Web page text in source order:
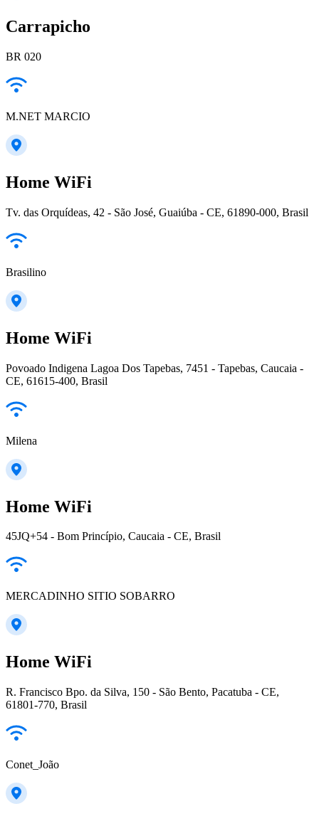
Carrapicho
BR 020
M.NET MARCIO
Home WiFi
Tv. das Orquídeas, 42 - São José, Guaiúba - CE, 61890-000, Brasil
Brasilino
Home WiFi
Povoado Indigena Lagoa Dos Tapebas, 7451 - Tapebas, Caucaia -
CE, 61615-400, Brasil
Milena
Home WiFi
45JQ+54 - Bom Princípio, Caucaia - CE, Brasil
MERCADINHO SITIO SOBARRO
Home WiFi
R. Francisco Bpo. da Silva, 150 - São Bento, Pacatuba - CE,
61801-770, Brasil
Conet_João